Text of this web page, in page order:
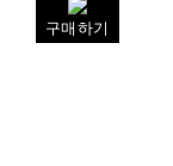
구매하기